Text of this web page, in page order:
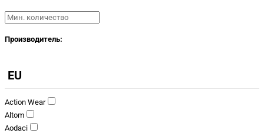
Производитель:
EU
Action Wear
Altom
Aodaci